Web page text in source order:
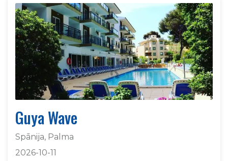
Guya Wave
Spānija, Palma
2026-10-11